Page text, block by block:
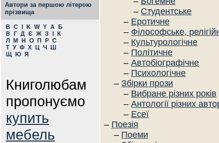
Автори за першою літерою
прізвища
B C K W Y А
Б
В
Г Д Є Ж З
К
Л
М Н О П Р С
Т У Ф Х Ц Ч
Ш
Щ
Ю Я
Книголюбам
пропонуємо
купить
мебель
– Студентське
– Еротичне
– Філософське,
– Культурологічне
– Політичне
– Автобіографічне
– Психологічне
– Збірки прози
– Вибране різних років
– Антології різних
– Есеї
– Поезія
– Поеми